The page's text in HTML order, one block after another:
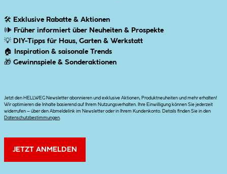
🛠 Exklusive Rabatte & Aktionen
🕪 Früher informiert über Neuheiten & Prospekte
💡 DIY-Tipps für Haus, Garten & Werkstatt
🏠
Inspiration & saisonale Trends
🎁 Gewinnspiele & Sonderaktionen
Jetzt den HELLWEG Newsletter abonnieren und exklusive Aktionen, Produktneuheiten und mehr erhalten!
Wir optimieren die Inhalte basierend auf Ihrem Nutzungsverhalten. Ihre Einwilligung können Sie jederzeit
widerrufen – über den Abmeldelink im Newsletter oder in Ihrem Kundenkonto. Details finden Sie in den
Datenschutzbestimmungen
JETZT ANMELDEN